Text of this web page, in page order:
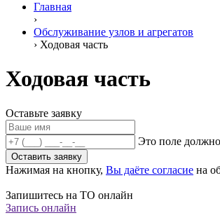
Главная
›
Обслуживание узлов и агрегатов
› Ходовая часть
Ходовая часть
Оставьте заявку
Это поле
Оставить заявку
Нажимая на кнопку, Вы даёте согласие на
Запишитесь на ТО онлайн
Запись онлайн